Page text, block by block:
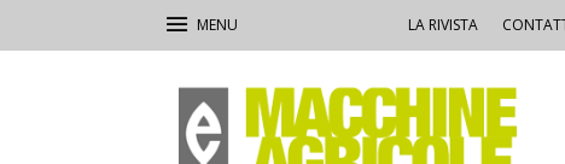
LA RIVISTA
Macchine
Agricole